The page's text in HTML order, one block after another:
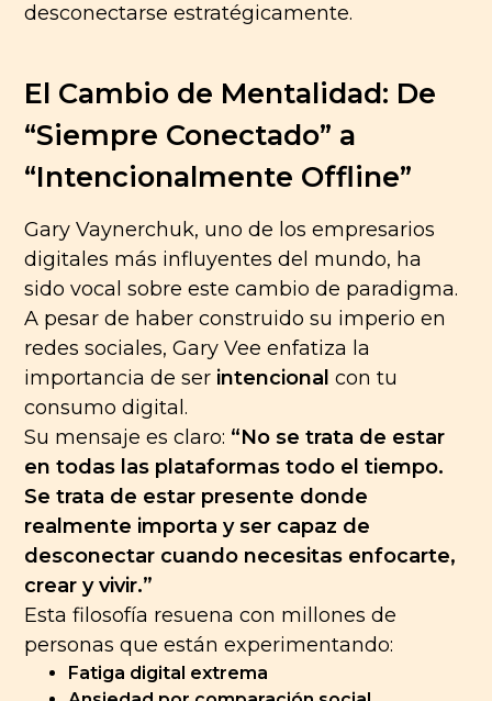
desconectarse estratégicamente.
El Cambio de Mentalidad: De
“Siempre Conectado” a
“Intencionalmente Offline”
Gary Vaynerchuk, uno de los empresarios
digitales más influyentes del mundo, ha
sido vocal sobre este cambio de paradigma.
A pesar de haber construido su imperio en
redes sociales, Gary Vee enfatiza la
importancia de ser intencional con tu
consumo digital.
Su mensaje es claro: “No se trata de estar
en todas las plataformas todo el tiempo.
Se trata de estar presente donde
realmente importa y ser capaz de
desconectar cuando necesitas enfocarte,
crear y vivir.”
Esta filosofía resuena con millones de
personas que están experimentando:
Fatiga digital extrema